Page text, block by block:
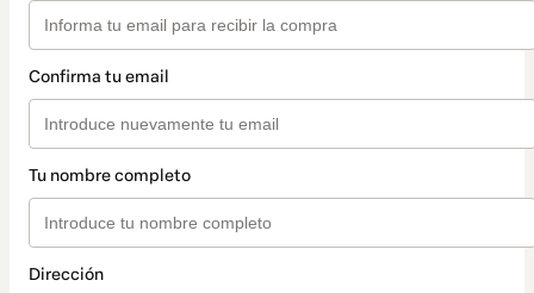
Confirma tu email
Tu nombre completo
Dirección